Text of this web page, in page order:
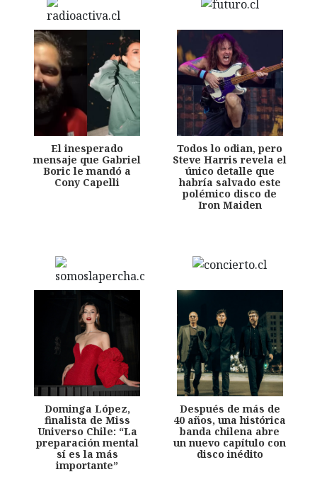
El inesperado
mensaje que Gabriel
Boric le mandó a
Cony Capelli
Todos lo odian, pero
Steve Harris revela el
único detalle que
habría salvado este
polémico disco de
Iron Maiden
Dominga López,
finalista de Miss
Universo Chile: “La
preparación mental
sí es la más
importante”
Después de más de
40 años, una histórica
banda chilena abre
un nuevo capítulo con
disco inédito